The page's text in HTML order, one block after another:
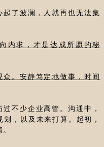
了波澜，人就再也无法集
内求，才是达成所愿的秘
。安静笃定地做事，时间
不少企业高管。沟通中，
，以及未来打算。起初，